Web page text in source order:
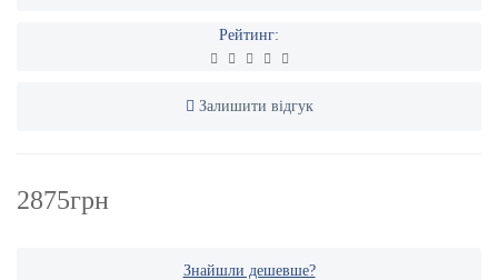
Рейтинг:
Залишити відгук
2875грн
Знайшли дешевше?